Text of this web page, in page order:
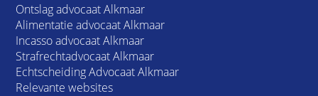
Ontslag advocaat Alkmaar
Alimentatie advocaat Alkmaar
Incasso advocaat Alkmaar
Strafrechtadvocaat Alkmaar
Echtscheiding Advocaat Alkmaar
Relevante websites